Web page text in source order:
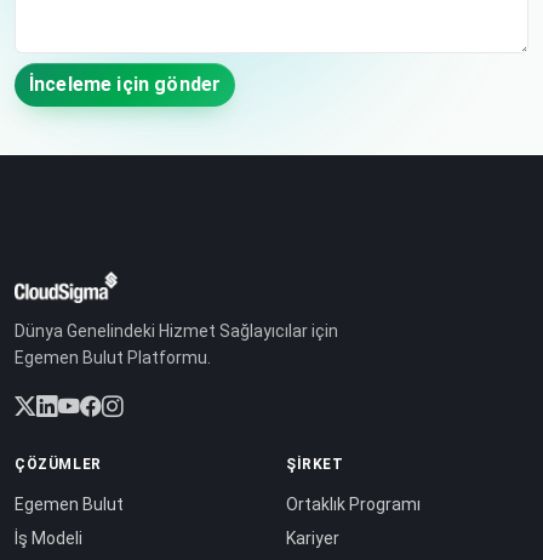
İnceleme için gönder
Dünya Genelindeki Hizmet Sağlayıcılar için
Egemen Bulut Platformu.
ÇÖZÜMLER
Egemen Bulut
İş Modeli
ŞIRKET
Ortaklık Programı
Kariyer